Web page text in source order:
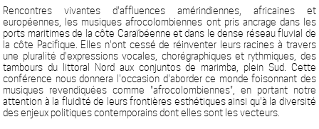
Rencontres vivantes d'affluences amérindiennes, africaines et
européennes, les musiques afrocolombiennes ont pris ancrage dans les
ports maritimes de la côte Caraïbéenne et dans le dense réseau fluvial de
la côte Pacifique. Elles n'ont cessé de réinventer leurs racines à travers
une pluralité d'expressions vocales, chorégraphiques et rythmiques, des
tambours du littoral Nord aux conjuntos de marimba, plein Sud. Cette
conférence nous donnera l'occasion d'aborder ce monde foisonnant des
musiques revendiquées comme "afrocolombiennes", en portant notre
attention à la fluidité de leurs frontières esthétiques ainsi qu'à la diversité
des enjeux politiques contemporains dont elles sont les vecteurs.